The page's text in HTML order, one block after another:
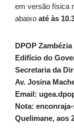
em versão física
abaixo até às
DPOP Zambézia
Edifício do
Secretaria da
Av. Josina
Email:
Nota:
Quelimane, aos